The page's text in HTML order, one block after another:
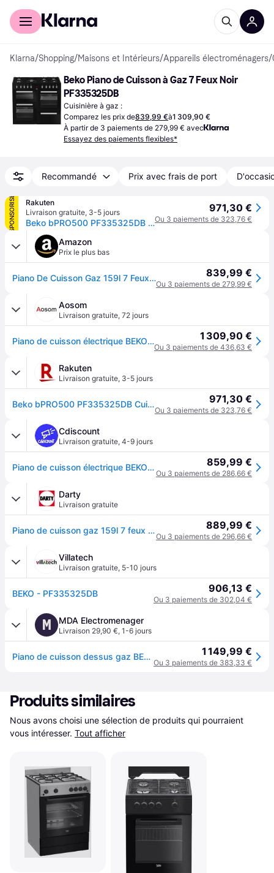
Acheter avec Klarna
Klarna/Shopping/Maisons et Intérieurs/Appareils électroménagers/
Beko Piano de Cuisson à Gaz 7 Feux Noir
PF335325DB
Cuisinière à gaz :
Comparez les prix de839,99 €à1 309,90 €
À partir de 3 paiements de 279,99 € avec
Essayez des paiements flexibles*
Recommandé Prix avec frais de port
SPONSORISÉ
Rakuten
Livraison gratuite, 3-5 jours
Beko bPRO500 PF335325DB Cuisinière Noir
971,30 €
Ou 3 paiements de 323,76 €
Amazon
Prix le plus bas
Piano De Cuisson Gaz 159l 7 Feux Noir - PF335325DB 839,99 €
Ou 3 paiements de 279,99 €
Aosom
Livraison gratuite, 72 jours
Piano de cuisson électrique BEKO - 6 gaz + 1 wok - 100 cm - PF335325DB 1 309,90 €
Ou 3 paiements de 436,63 €
Rakuten
Livraison gratuite, 3-5 jours
Beko bPRO500 PF335325DB Cuisinière Noir 971,30 €
Ou 3 paiements de 323,76 €
Cdiscount
Livraison gratuite, 4-9 jours
Piano de cuisson électrique BEKO - 6 gaz + 1 wok - 100 cm - PF335325DB - Noir 859,99 €
Ou 3 paiements de 286,66 €
Darty
Livraison gratuite
Piano de cuisson gaz 159l 7 feux noir pf335325db 889,99 €
Ou 3 paiements de 296,66 €
Villatech
Livraison gratuite, 5-10 jours
BEKO - PF335325DB 906,13 €
Ou 3 paiements de 302,04 €
M MDA Electromenager
Livraison 29,90 €, 1-6 jours
Piano de cuisson dessus gaz BEKO PF335325DB 1 149,99 €
Ou 3 paiements de 383,33 €
Produits similaires
Nous avons choisi une sélection de produits qui pourraient
vous intéresser. Tout afficher